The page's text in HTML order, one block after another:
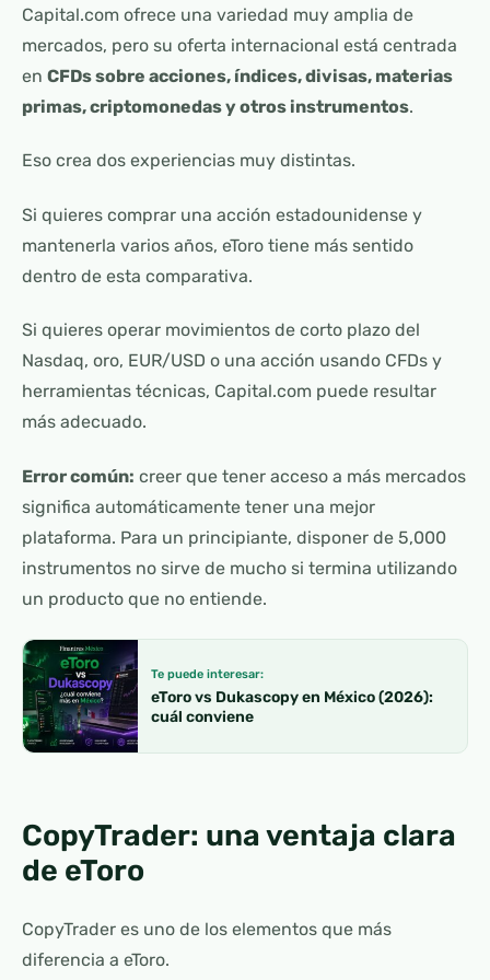
Capital.com ofrece una variedad muy amplia de
mercados, pero su oferta internacional está centrada
en CFDs sobre acciones, índices, divisas, materias
primas, criptomonedas y otros instrumentos.
Eso crea dos experiencias muy distintas.
Si quieres comprar una acción estadounidense y
mantenerla varios años, eToro tiene más sentido
dentro de esta comparativa.
Si quieres operar movimientos de corto plazo del
Nasdaq, oro, EUR/USD o una acción usando CFDs y
herramientas técnicas, Capital.com puede resultar
más adecuado.
Error común: creer que tener acceso a más mercados
significa automáticamente tener una mejor
plataforma. Para un principiante, disponer de 5,000
instrumentos no sirve de mucho si termina utilizando
un producto que no entiende.
Te puede interesar:
eToro vs Dukascopy en México (2026):
cuál conviene
CopyTrader: una ventaja clara
de eToro
CopyTrader es uno de los elementos que más
diferencia a eToro.